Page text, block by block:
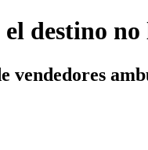
destino no